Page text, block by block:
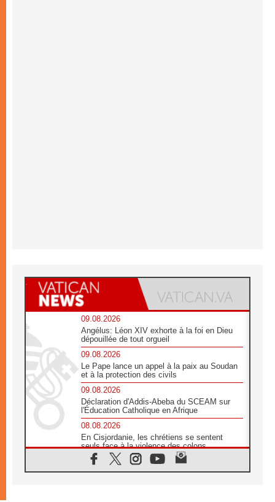
09.08.2026
Angélus: Léon XIV exhorte à la foi en Dieu
dépouillée de tout orgueil
09.08.2026
Le Pape lance un appel à la paix au Soudan
et à la protection des civils
09.08.2026
Déclaration d'Addis-Abeba du SCEAM sur
l'Éducation Catholique en Afrique
08.08.2026
En Cisjordanie, les chrétiens se sentent
seuls face à la violence des colons
08.08.2026
Léon XIV au sanctuaire de Notre Dame du